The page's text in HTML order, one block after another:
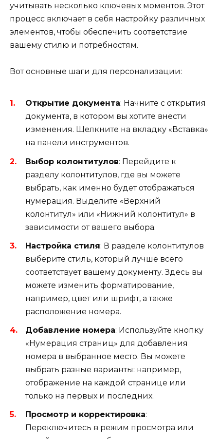
учитывать несколько ключевых моментов. Этот
процесс включает в себя настройку различных
элементов, чтобы обеспечить соответствие
вашему стилю и потребностям.
Вот основные шаги для персонализации:
Открытие документа: Начните с открытия
документа, в котором вы хотите внести
изменения. Щелкните на вкладку «Вставка»
на панели инструментов.
Выбор колонтитулов: Перейдите к
разделу колонтитулов, где вы можете
выбрать, как именно будет отображаться
нумерация. Выделите «Верхний
колонтитул» или «Нижний колонтитул» в
зависимости от вашего выбора.
Настройка стиля: В разделе колонтитулов
выберите стиль, который лучше всего
соответствует вашему документу. Здесь вы
можете изменить форматирование,
например, цвет или шрифт, а также
расположение номера.
Добавление номера: Используйте кнопку
«Нумерация страниц» для добавления
номера в выбранное место. Вы можете
выбрать разные варианты: например,
отображение на каждой странице или
только на первых и последних.
Просмотр и корректировка:
Переключитесь в режим просмотра или